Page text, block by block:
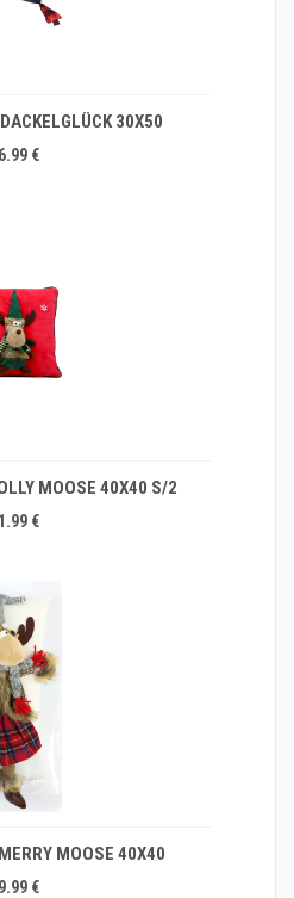
30X50
€
MOOSE 40X40 S/2
€
MOOSE 40X40
€